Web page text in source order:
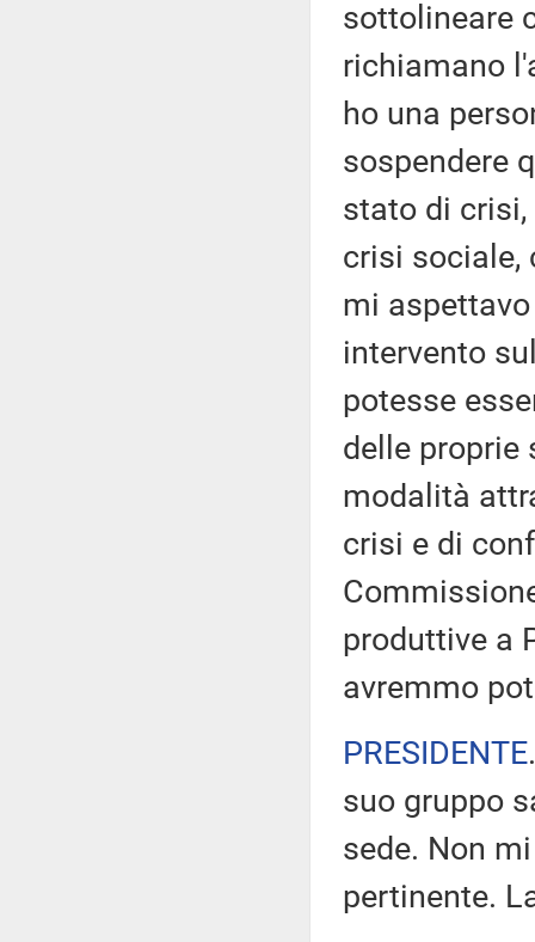
sottolineare
richiamano
ho una
sospendere
stato di
crisi sociale,
mi
intervento
potesse
delle proprie
modalità
crisi e di
produttive a
avremmo
PRESIDENTE
suo gruppo
sede. Non
pertinente.